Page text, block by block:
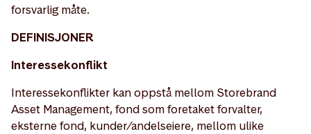
forsvarlig måte.
DEFINISJONER
Interessekonflikt
Interessekonflikter kan oppstå mellom Storebrand
Asset Management, fond som foretaket forvalter,
eksterne fond, kunder/andelseiere, mellom ulike